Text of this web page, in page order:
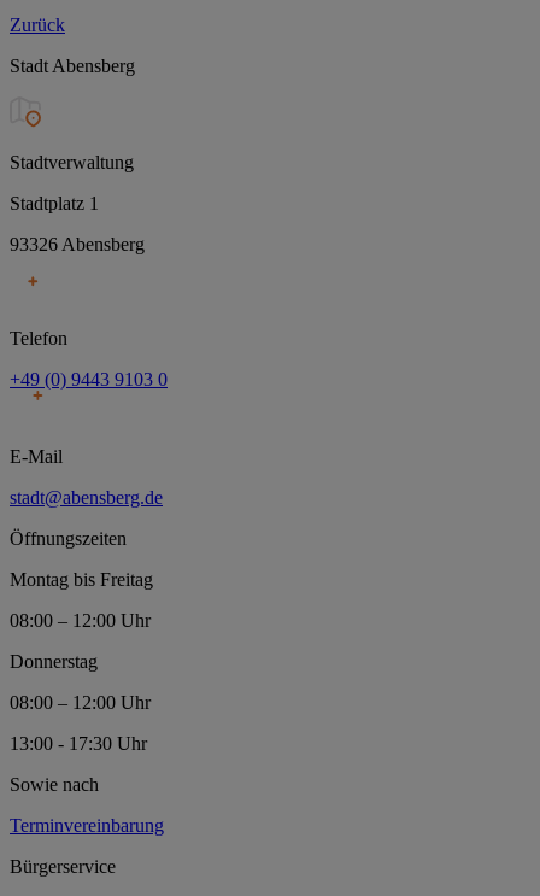
Zurück
Stadt Abensberg
Stadtverwaltung
Stadtplatz 1
93326 Abensberg
Telefon
+49 (0) 9443 9103 0
E-Mail
stadt@abensberg.de
Öffnungszeiten
Montag bis Freitag
08:00 – 12:00 Uhr
Donnerstag
08:00 – 12:00 Uhr
13:00 - 17:30 Uhr
Sowie nach
Terminvereinbarung
Bürgerservice